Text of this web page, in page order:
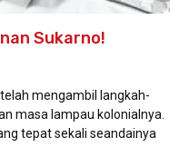
Sukarno!
mengambil langkah-
masa lampau kolonialnya.
tepat sekali seandainya